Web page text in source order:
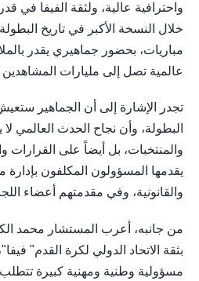
واحترافية عالية، ولثقة الفيفا في
مباريات، بحضور جماهيري يقدر
عالمية تصل إلى مليارات
تجدر الإشارة إلى أن الجماهير
البطولة، وأن نجاح الحدث العالمي
والمنتخبات، بل أيضاً على القرارات
يقدمها المسؤولون المكلفون بإدارة
والقانونية، وفي مقدمتهم أعضاء
من جانبه، أعرب المستشار محمد
بثقة الاتحاد الدولي لكرة القدم"
مسؤولية وطنية ومهنية كبيرة